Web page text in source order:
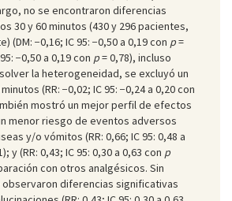
no se encontraron diferencias
30 y 60 minutos (430 y 296 pacientes,
(DM: −0,16; IC 95: −0,50 a 0,19 con p=
−0,50 a 0,19 con p= 0,78), incluso
la heterogeneidad, se excluyó un
(RR: −0,02; IC 95: −0,24 a 0,20 con
mostró un mejor perfil de efectos
menor riesgo de eventos adversos
y/o vómitos (RR: 0,66; IC 95: 0,48 a
y (RR: 0,43; IC 95: 0,30 a 0,63 con p
con otros analgésicos. Sin
diferencias significativas